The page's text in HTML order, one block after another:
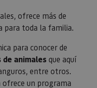
ofrece más de
para toda la familia.
para conocer de
de animalesque aquí
entre otros.
ofrece un programa